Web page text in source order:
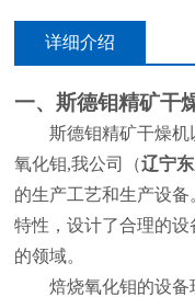
详细介绍
一、斯德钼精矿干
斯德钼精矿干燥机
氧化钼,我公司（辽宁
的生产工艺和生产设
特性，设计了合理的
的领域。
焙烧氧化钼的设